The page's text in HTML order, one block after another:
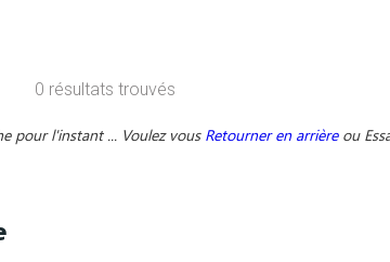
0 résultats trouvés
pour l'instant ... Voulez vous Retourner en arrière ou